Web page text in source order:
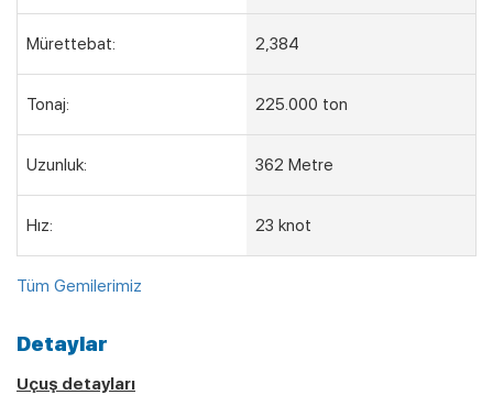
Mürettebat: 2,384
Tonaj: 225.000 ton
Uzunluk: 362 Metre
Hız: 23 knot
Tüm Gemilerimiz
Detaylar
Uçuş detayları